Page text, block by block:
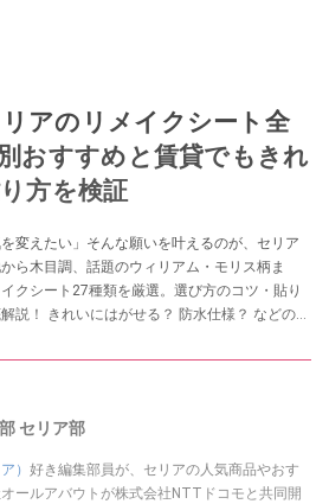
リアのリメイクシート全
おすすめと賃貸でもきれ
方を検証
変えたい」そんな願いを叶えるのが、セリア
ら木目調、話題のウィリアム・モリス柄ま
クシート27種類を厳選。選び方のコツ・貼り
説！ きれいにはがせる？ 防水仕様？ などの気
セリア部
） 好き編集部員が、セリアの人気商品やおす
ールアバウトが株式会社NTTドコモと共同開